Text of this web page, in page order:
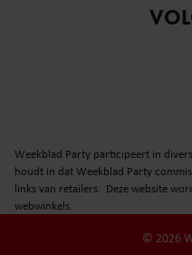
Weekblad Party participeert in
houdt in dat Weekblad Party
links van retailers. Deze website
webwinkels.
© 2026